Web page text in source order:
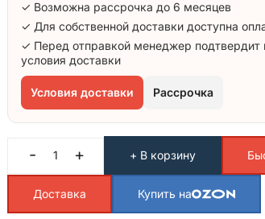
✓ Возможна рассрочка до 6 месяцев
✓ Для собственной доставки доступна
✓ Перед отправкой менеджер подтвердит
условия доставки
Условия доставки Рассрочка
- + + В корзину
Доставка Купить на